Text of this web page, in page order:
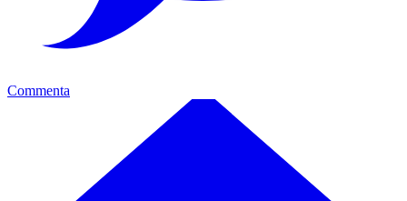
Commenta